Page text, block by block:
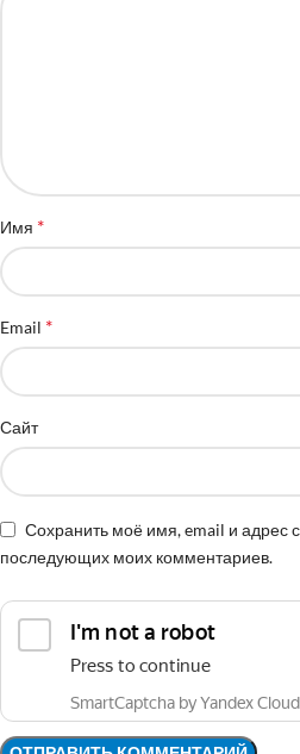
Имя *
Email *
Сайт
Сохранить моё имя, email и адрес
последующих моих комментариев.